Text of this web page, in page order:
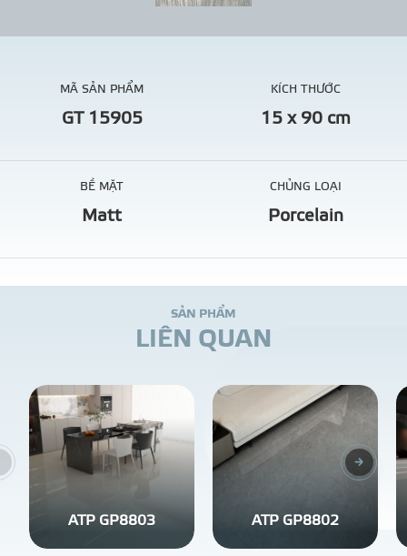
MÃ SẢN PHẨM
GT 15905
KÍCH THƯỚC
15 x 90 cm
BỀ MẶT
Matt
CHỦNG LOẠI
Porcelain
SẢN PHẨM
LIÊN QUAN
ATP GP8803 ATP GP8802